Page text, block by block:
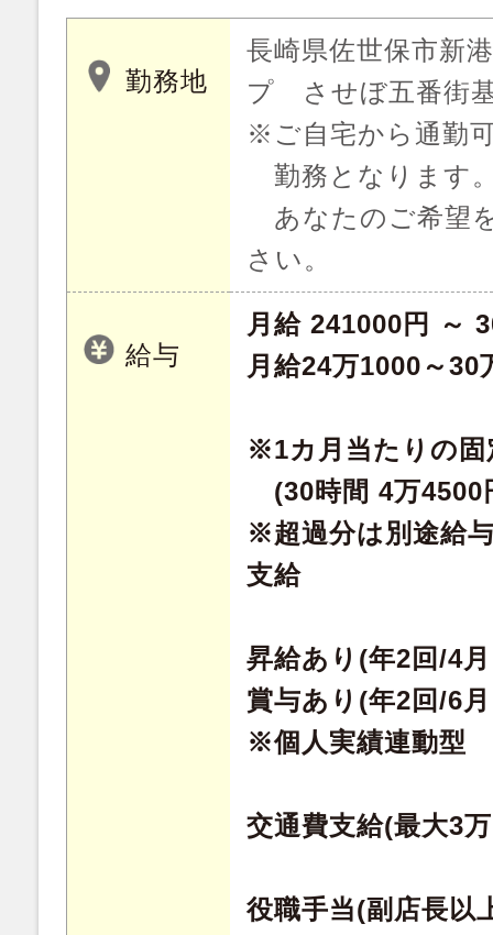
勤務地
長崎県佐世保市新
プ させぼ五番街
※ご自宅から通勤
勤務となります
あなたのご希望
さい。
給与
月給 241000円 ～
月給24万1000～
※1カ月当たりの固
(30時間 4万4500
※超過分は別途給
支給
昇給あり(年2回/4
賞与あり(年2回/6
※個人実績連動型
交通費支給(最大3
役職手当(副店長以